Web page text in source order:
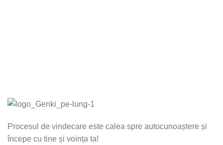
Procesul de vindecare este calea spre autocunoaștere și
începe cu tine și voința ta!